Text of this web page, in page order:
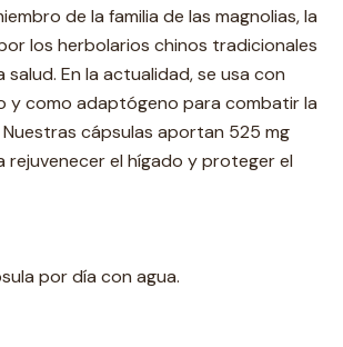
de la familia de las magnolias, la
los herbolarios chinos tradicionales
En la actualidad, se usa con
y como adaptógeno para combatir la
cápsulas aportan 525 mg
el hígado y proteger el
por día con agua.